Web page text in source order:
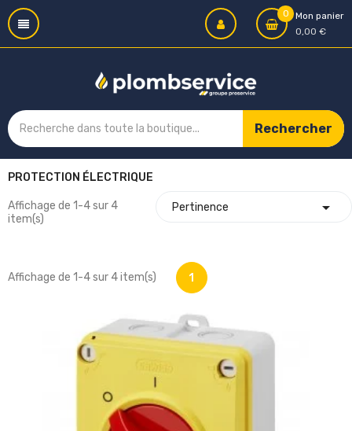
0
Mon panier
0,00 €
Rechercher
PROTECTION ÉLECTRIQUE
Pertinence 
Affichage de 1-4 sur 4
item(s)
Affichage de 1-4 sur 4 item(s) 1